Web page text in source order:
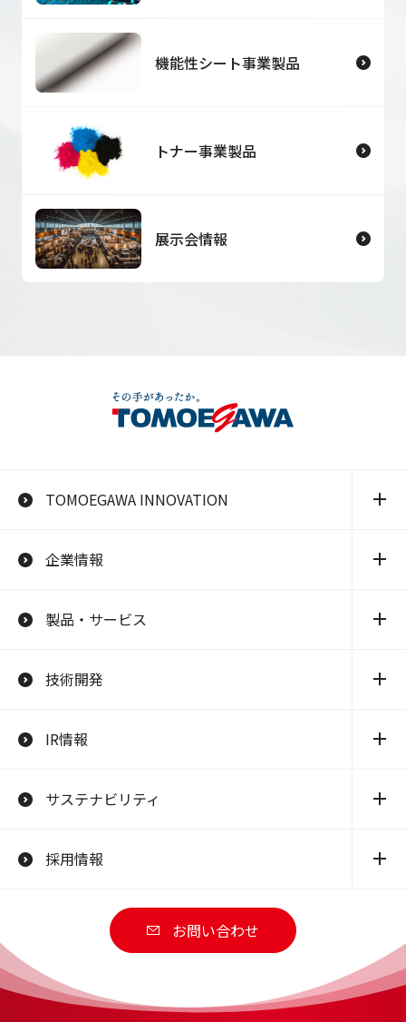
機能性シート事業製品
トナー事業製品
展示会情報
TOMOEGAWA INNOVATION
企業情報
製品・サービス
技術開発
IR情報
サステナビリティ
採用情報
お問い合わせ